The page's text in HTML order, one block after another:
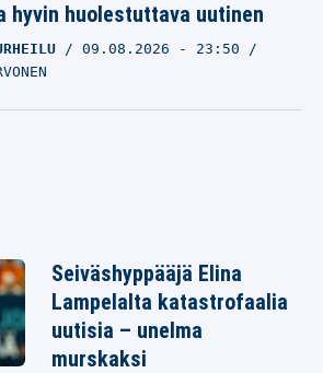
hyvin huolestuttava uutinen
09.08.2026 - 23:50
Seiväshyppääjä Elina
Lampelalta katastrofaalia
uutisia – unelma
murskaksi